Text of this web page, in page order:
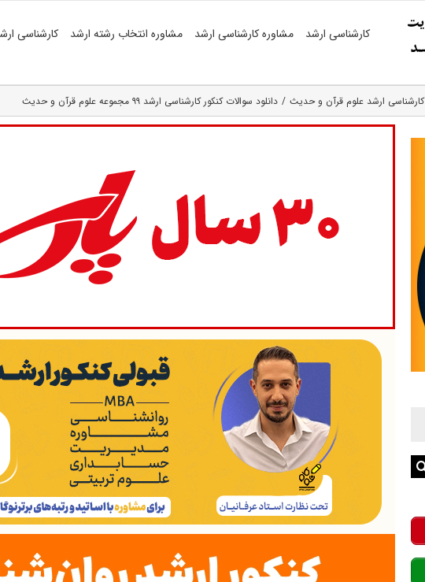
کارشناسی ارشد مشاوره کارشناسی ارشد مشاوره انتخاب رشته ارشد کارشناسی
کارشناسی ارشد علوم قرآن و حدیث دانلود سوالات کنکور کارشناسی ارشد ۹۹ مجموعه علوم قرآن و حدیث